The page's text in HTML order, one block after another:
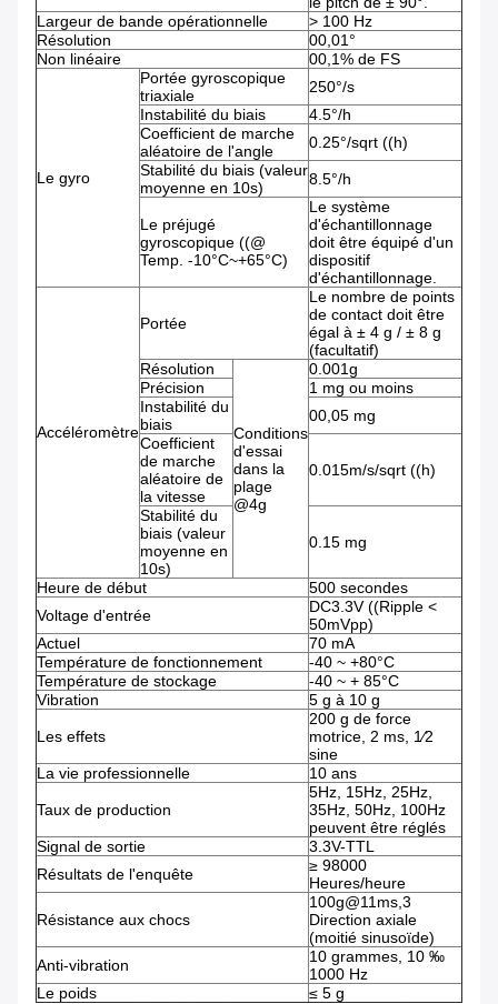
Largeur de bande opérationnelle
> 100 Hz
Résolution
00,01°
Non linéaire
00,1% de FS
Le gyro
Portée gyroscopique
triaxiale
250°/s
Instabilité du biais
4.5°/h
Coefficient de marche
aléatoire de l'angle
0.25°/sqrt ((h)
Stabilité du biais (valeur
moyenne en 10s)
8.5°/h
Le préjugé
gyroscopique ((@
Temp. -10°C~+65°C)
Le système
d'échantillonnage
doit être équipé d'un
dispositif
d'échantillonnage.
Accéléromètre
Portée
Le nombre de points
de contact doit être
égal à ± 4 g / ± 8 g
(facultatif)
Résolution
Conditions
d'essai
dans la
plage
@4g
0.001g
Précision
1 mg ou moins
Instabilité du
biais
00,05 mg
Coefficient
de marche
aléatoire de
la vitesse
0.015m/s/sqrt ((h)
Stabilité du
biais (valeur
moyenne en
10s)
0.15 mg
Heure de début
500 secondes
Voltage d'entrée
DC3.3V ((Ripple <
50mVpp)
Actuel
70 mA
Température de fonctionnement
-40 ~ +80°C
Température de stockage
-40 ~ + 85°C
Vibration
5 g à 10 g
Les effets
200 g de force
motrice, 2 ms, 1⁄2
sine
La vie professionnelle
10 ans
Taux de production
5Hz, 15Hz, 25Hz,
35Hz, 50Hz, 100Hz
peuvent être réglés
Signal de sortie
3.3V-TTL
Résultats de l'enquête
≥ 98000
Heures/heure
Résistance aux chocs
100g@11ms,3
Direction axiale
(moitié sinusoïde)
Anti-vibration
10 grammes, 10 ‰
1000 Hz
Le poids
≤ 5 g